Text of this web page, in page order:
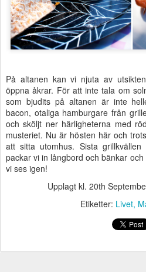
På altanen kan vi njuta av
öppna åkrar. För att inte tala om
som bjudits på altanen är inte
bacon, otaliga hamburgare från
och sköljt ner härligheterna med
musteriet. Nu är hösten här och
att sitta utomhus. Sista
packar vi in långbord och bänkar
vi ses igen!
Upplagt kl. 20th
Etiketter: Livet